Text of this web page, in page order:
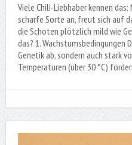
Viele Chili-Liebhaber kennen
scharfe Sorte an, freut sich auf
die Schoten plötzlich mild wie
das? 1. Wachstumsbedingungen
Genetik ab, sondern auch stark
Temperaturen (über 30 °C)